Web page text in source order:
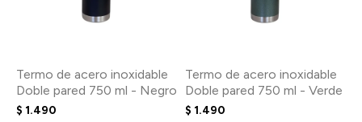
Termo de acero inoxidable
Doble pared 750 ml - Negro
$ 1.490
Termo de acero inoxidable
Doble pared 750 ml - Verde
$ 1.490